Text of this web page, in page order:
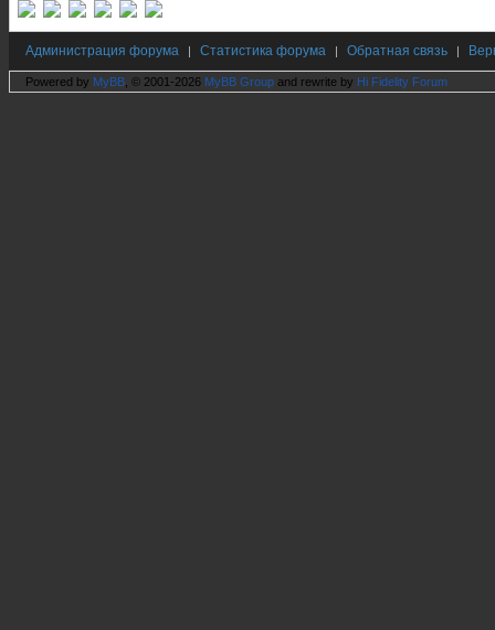
Администрация форума | Статистика форума | Обратная связь |
Powered by MyBB , © 2001-2026 MyBB Group and rewrite by Hi Fidelity Forum